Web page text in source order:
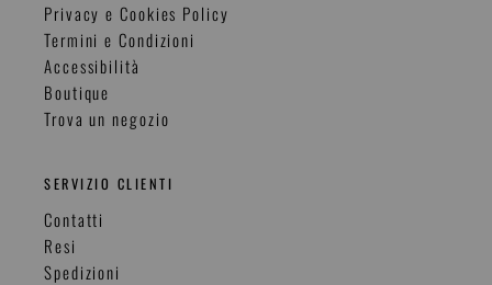
Privacy e Cookies Policy
Termini e Condizioni
Accessibilità
Boutique
Trova un negozio
SERVIZIO CLIENTI
Contatti
Resi
Spedizioni